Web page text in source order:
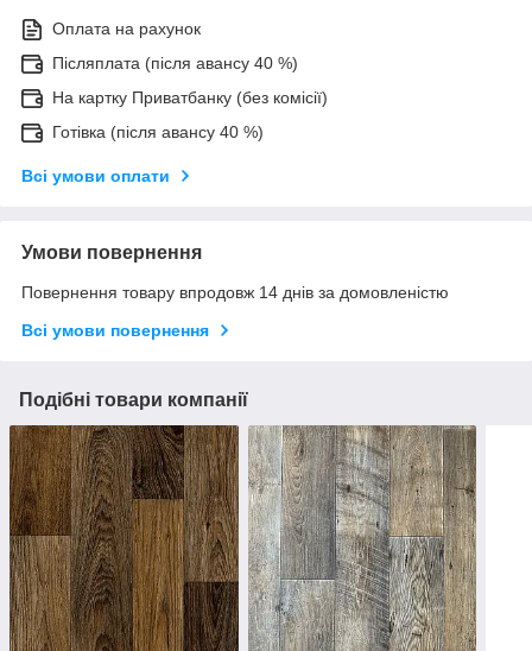
Оплата на рахунок
Післяплата (після авансу 40 %)
На картку Приватбанку (без комісії)
Готівка (після авансу 40 %)
Всі умови оплати
Умови повернення
Повернення товару впродовж 14 днів за домовленістю
Всі умови повернення
Подібні товари компанії